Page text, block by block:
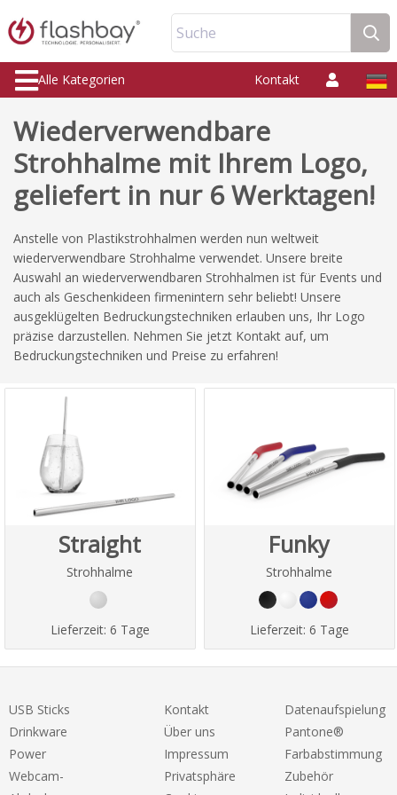
Suche
Alle Kategorien Kontakt
Wiederverwendbare
Strohhalme mit Ihrem Logo,
geliefert in nur 6 Werktagen!
Anstelle von Plastikstrohhalmen werden nun weltweit
wiederverwendbare Strohhalme verwendet. Unsere breite
Auswahl an wiederverwendbaren Strohhalmen ist für Events und
auch als Geschenkideen firmenintern sehr beliebt! Unsere
ausgeklügelten Bedruckungstechniken erlauben uns, Ihr Logo
präzise darzustellen. Nehmen Sie jetzt Kontakt auf, um
Bedruckungstechniken und Preise zu erfahren!
Straight
Strohhalme
Lieferzeit: 6 Tage
Funky
Strohhalme
Lieferzeit: 6 Tage
USB Sticks
Drinkware
Power
Webcam-
Kontakt
Über uns
Impressum
Privatsphäre
Datenaufspielung
Pantone®
Farbabstimmung
Zubehör